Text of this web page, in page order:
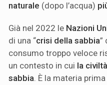
naturale (dopo l’acqua)
Già nel 2022 le Nazioni
di una “crisi della sabbia”
consumo troppo veloce
un contesto in cui la
sabbia. È la materia